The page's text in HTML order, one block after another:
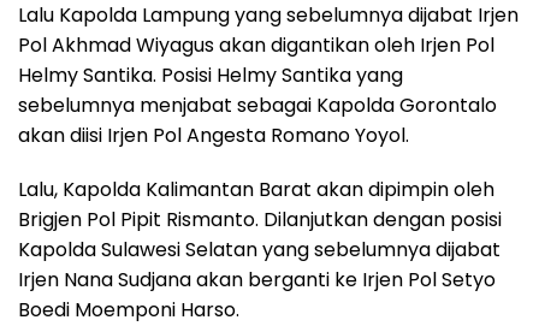
Lalu Kapolda Lampung yang sebelumnya dijabat Irjen
Pol Akhmad Wiyagus akan digantikan oleh Irjen Pol
Helmy Santika. Posisi Helmy Santika yang
sebelumnya menjabat sebagai Kapolda Gorontalo
akan diisi Irjen Pol Angesta Romano Yoyol.
Lalu, Kapolda Kalimantan Barat akan dipimpin oleh
Brigjen Pol Pipit Rismanto. Dilanjutkan dengan posisi
Kapolda Sulawesi Selatan yang sebelumnya dijabat
Irjen Nana Sudjana akan berganti ke Irjen Pol Setyo
Boedi Moemponi Harso.